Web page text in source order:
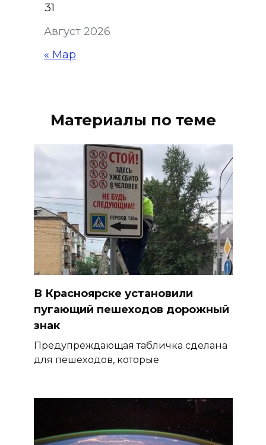
Август 2026
31
« Мар
Материалы по теме
В Красноярске установили
пугающий пешеходов дорожный
знак
Предупреждающая табличка сделана
для пешеходов, которые